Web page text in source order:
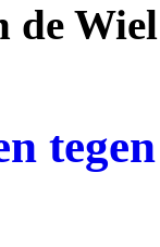
de Wiel